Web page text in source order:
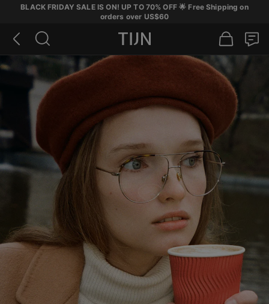
BLACK FRIDAY SALE IS ON! UP TO 70% OFF 🌟 Free Shipping on
orders over US$60